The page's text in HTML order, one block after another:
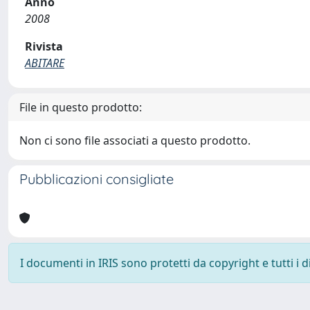
2008
Rivista
ABITARE
File in questo prodotto:
Non ci sono file associati a questo prodotto.
Pubblicazioni consigliate
I documenti in IRIS sono protetti da copyright e tutti i